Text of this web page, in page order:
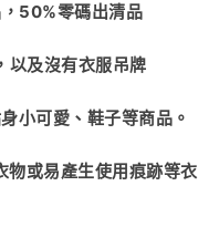
50%零碼出清品
以及沒有衣服吊牌
小可愛、鞋子等商品。
物或易產生使用痕跡等衣